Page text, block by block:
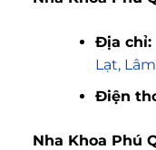
Địa
Lạt,
Điện
Nha Khoa Phú